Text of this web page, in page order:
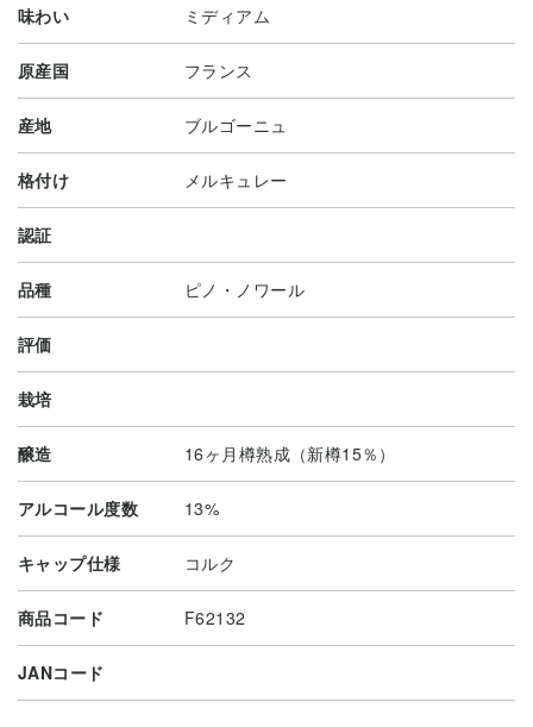
味わい ミディアム
原産国 フランス
産地 ブルゴーニュ
格付け メルキュレー
認証
品種 ピノ・ノワール
評価
栽培
醸造 16ヶ月樽熟成（新樽15％）
アルコール度数 13%
キャップ仕様 コルク
商品コード F62132
JANコード